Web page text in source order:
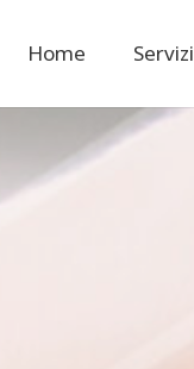
Home Servizi